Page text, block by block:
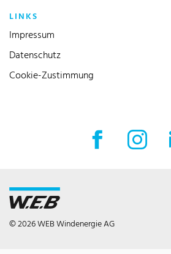
LINKS
Impressum
Datenschutz
Cookie-Zustimmung
Facebook
© 2026 WEB Windenergie AG